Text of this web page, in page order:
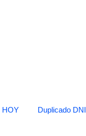
HOY Duplicado DNI